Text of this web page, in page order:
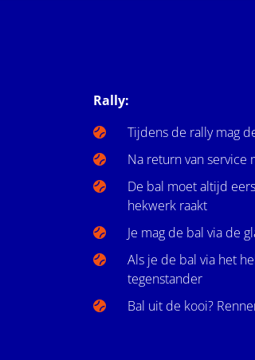
Rally:
Tijdens de rally mag
Na return van service
De bal moet altijd
hekwerk raakt
Je mag de bal via de
Als je de bal via het
tegenstander
Bal uit de kooi?